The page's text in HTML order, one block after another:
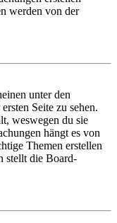
werden von der
unter den
Seite zu sehen.
weswegen du sie
hängt es von
Themen erstellen
stellt die Board-